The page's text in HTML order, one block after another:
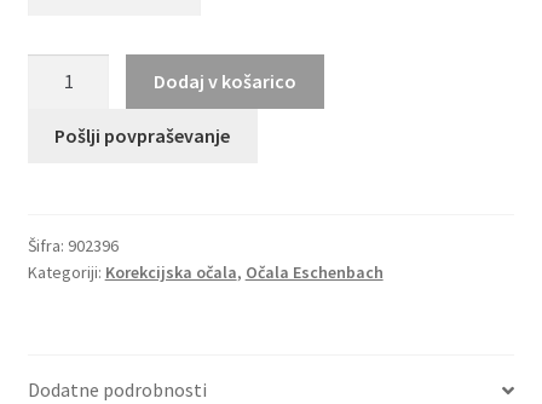
902396
Dodaj v košarico
Pošlji povpraševanje
Šifra: 902396
Kategoriji: Korekcijska očala, Očala Eschenbach
Dodatne podrobnosti